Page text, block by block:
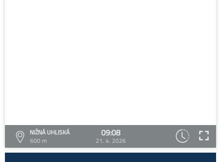
NIŽNÁ UHLISKÁ
600 m
09:08
21. 4. 2026